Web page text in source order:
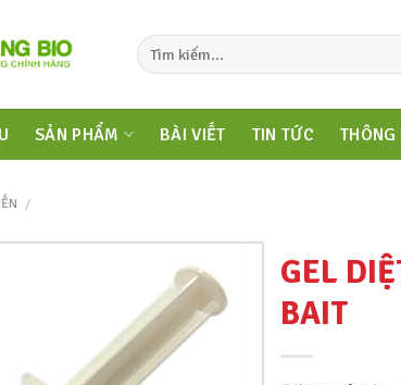
SẢN PHẨM BÀI VIẾT TIN TỨC THÔNG
/
GEL
BAIT